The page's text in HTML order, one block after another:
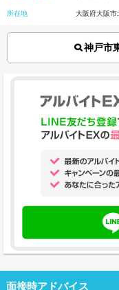
所在地 大阪府大阪
神戸市
面接時アドバイス